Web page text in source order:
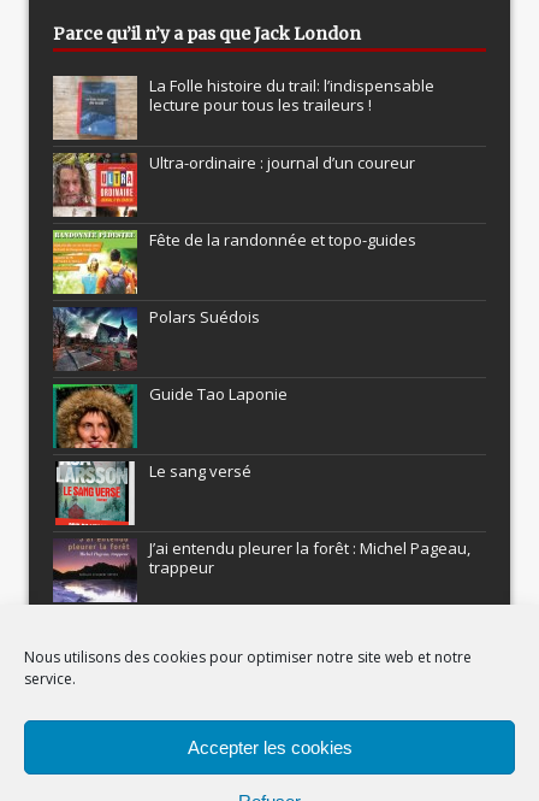
Nous utilisons des cookies pour optimiser notre site web et notre
service.
Accepter les cookies
Parce qu’il n’y a pas que Jack London
La Folle histoire du trail: l’indispensable
lecture pour tous les traileurs !
Ultra-ordinaire : journal d’un coureur
Fête de la randonnée et topo-guides
Polars Suédois
Guide Tao Laponie
Le sang versé
J’ai entendu pleurer la forêt : Michel Pageau,
trappeur
Recevez gratuitement Comment être un